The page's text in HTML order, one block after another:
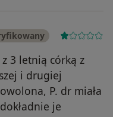
3 letnią córką z
i drugiej
P. dr miała
je